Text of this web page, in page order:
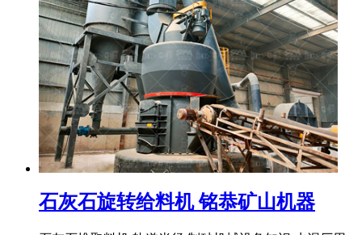
石灰石旋转给料机 铭恭矿山机器